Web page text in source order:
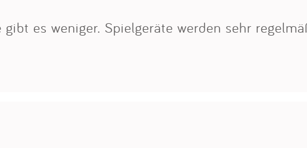
es weniger. Spielgeräte werden sehr